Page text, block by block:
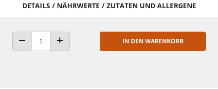
DETAILS / NÄHRWERTE / ZUTATEN UND ALLERGENE
ANZAHL VERRINGERNANZAHL ERHÖHEN
IN DEN WARENKORB